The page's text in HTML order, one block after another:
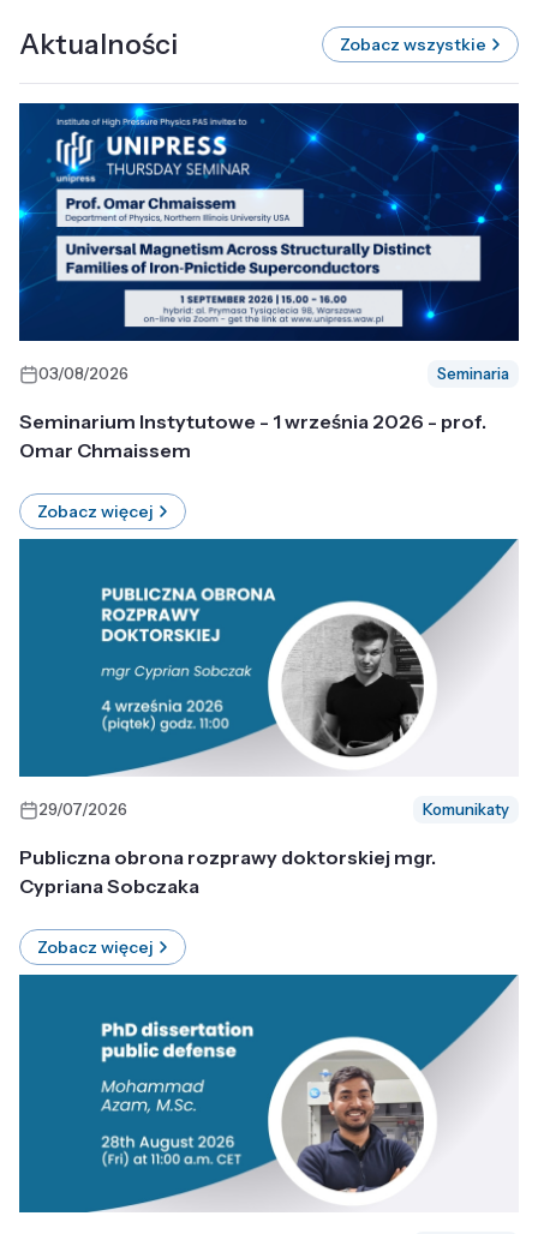
Aktualności Zobacz wszystkie
03/08/2026 Seminaria
Seminarium Instytutowe - 1 września 2026 - prof.
Omar Chmaissem
Zobacz więcej
29/07/2026 Komunikaty
Publiczna obrona rozprawy doktorskiej mgr.
Cypriana Sobczaka
Zobacz więcej